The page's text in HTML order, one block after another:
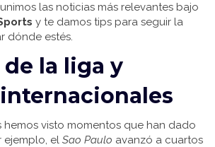
las noticias más relevantes bajo
y te damos tips para seguir la
dónde estés.
la liga y
hemos visto momentos que han dado
ejemplo, el Sao Paulo avanzó a cuartos